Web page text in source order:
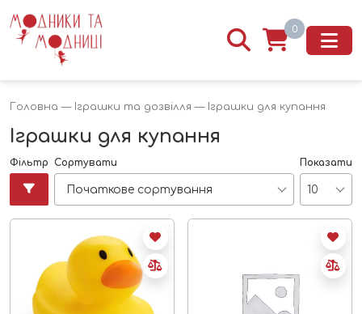
0
Головна — Іграшки та дозвілля — Іграшки для купання
Іграшки для купання
Фільтр Сортувати
Початкове сортування
Показати
10